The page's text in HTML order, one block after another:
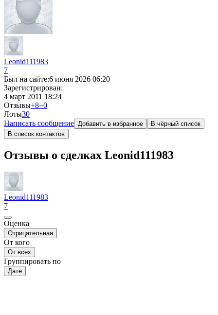
Leonid111983
7
Был на сайте:6 июня 2026 06:20
Зарегистрирован:
4 март 2011 18:24
Отзывы+8−0
Лоты30
Написать сообщение Добавить в избранное
В чёрный список
В список контактов
Отзывы о сделках Leonid111983
Leonid111983
7
Оценка
Отрицательная
От кого
От всех
Группировать по
Дате